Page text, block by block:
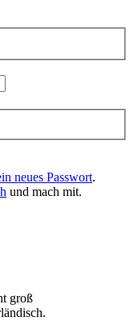
neues Passwort.
und mach mit.
groß